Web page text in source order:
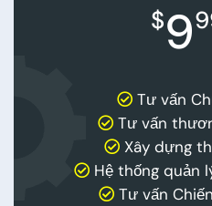
$9
Tư vấn
Tư vấn
Xây dựng
Hệ thống quản
Tư vấn